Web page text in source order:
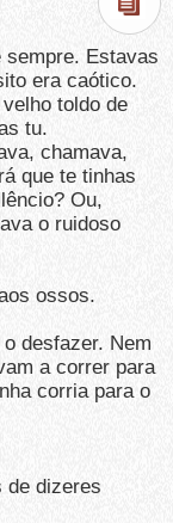
sempre. Estavas
era caótico.
toldo de
tu.
chamava,
que te tinhas
Ou,
o ruidoso
ossos.
desfazer. Nem
a correr para
corria para o
de dizeres